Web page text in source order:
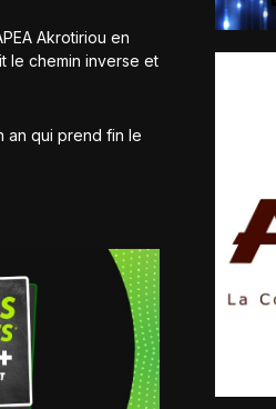
Akrotiriou en
le chemin inverse et
an qui prend fin le